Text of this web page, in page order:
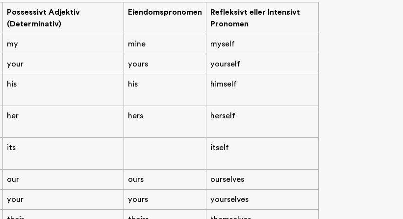
Possessivt Adjektiv
(Determinativ)
Eiendomspronomen
Refleksivt eller Intensivt
Pronomen
my mine myself
your yours yourself
his his himself
her hers herself
its itself
our ours ourselves
your yours yourselves